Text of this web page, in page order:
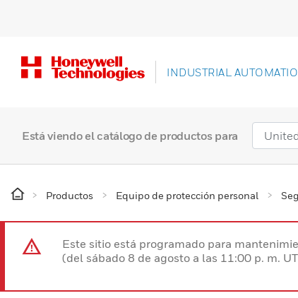
INDUSTRIAL
Está viendo el catálogo de productos para
Productos Equipo de protección personal
Este sitio está programado para
(del sábado 8 de agosto a las 11:00 p. m.